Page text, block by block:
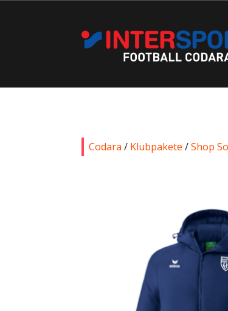
Codara / Klubpakete /Shop